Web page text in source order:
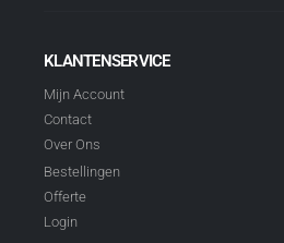
KLANTENSERVICE
Mijn Account
Contact
Over Ons
Bestellingen
Offerte
Login